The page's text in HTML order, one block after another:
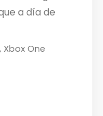
a día de
todo
, Xbox One